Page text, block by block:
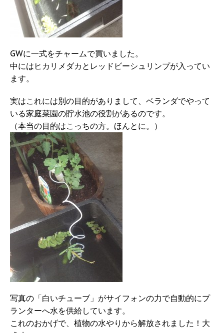
GWに一式をチャームで買いました。
中にはヒカリメダカとレッドビーシュリンプが入ってい
ます。
実はこれには別の目的がありまして、ベランダでやって
いる家庭菜園の貯水池の役割があるのです。
（本当の目的はこっちの方。ほんとに。）
写真の「白いチューブ」がサイフォンの力で自動的にプ
ランターへ水を供給しています。
これのおかげで、植物の水やりから解放されました！大